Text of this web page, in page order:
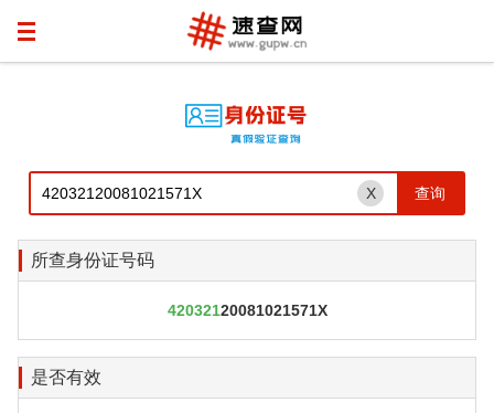
X
所查身份证号码
42032120081021571X
是否有效